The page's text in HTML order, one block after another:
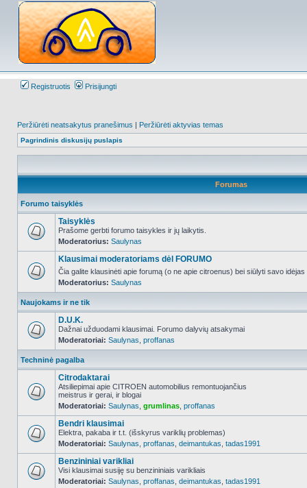
Registruotis Prisijungti
Peržiūrėti neatsakytus pranešimus | Peržiūrėti aktyvias temas
Pagrindinis diskusijų puslapis
Forumas
Forumo taisyklės
NO_UNREAD_POSTS
Taisyklės
Prašome gerbti forumo taisykles ir jų laikytis.
Moderatorius: Saulynas
NO_UNREAD_POSTS
Klausimai moderatoriams dėl FORUMO
Čia galite klausinėti apie forumą (o ne apie citroenus) bei siūlyti savo
Moderatorius: Saulynas
Naujokams ir ne tik
NO_UNREAD_POSTS
D.U.K.
Dažnai užduodami klausimai. Forumo dalyvių atsakymai
Moderatoriai: Saulynas proffanas
Techninė pagalba
NO_UNREAD_POSTS
Citrodaktarai
Atsiliepimai apie CITROEN automobilius remontuojančius
meistrus ir gerai, ir blogai
Moderatoriai: Saulynas grumlinas proffanas
NO_UNREAD_POSTS
Bendri klausimai
Elektra, pakaba ir t.t. (išskyrus variklių problemas)
Moderatoriai: Saulynas proffanas deimantukas tadas1991
NO_UNREAD_POSTS
Benzininiai varikliai
Visi klausimai susiję su benzininiais varikliais
Moderatoriai: Saulynas proffanas deimantukas tadas1991